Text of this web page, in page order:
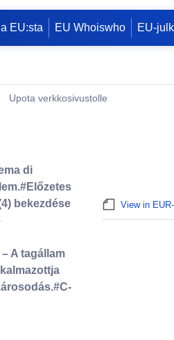
EU:sta EU Whoiswho EU-
Upota verkkosivustolle
di
bekezdése
A tagállam
View in